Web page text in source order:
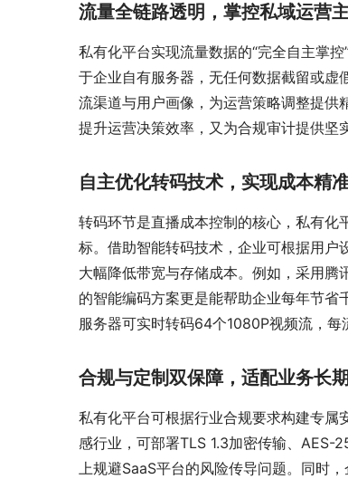
流量全链路透明，掌控私域运营
私有化平台实现流量数据的“完全自主掌
于企业自有服务器，无任何数据截留或虚
流渠道与用户画像，为运营策略调整提
提升运营决策效率，又为合规审计提供坚
自主优化转码技术，实现成本精
转码环节是直播成本控制的核心，私有化
标。借助智能转码技术，企业可根据用户
大幅降低带宽与存储成本。例如，采用
的智能编码方案更是能帮助企业每年节
服务器可实时转码64个1080P视频流，每
合规与定制双保障，适配业务长
私有化平台可根据行业合规要求构建专属
感行业，可部署TLS 1.3加密传输、AES-
上规避SaaS平台的风险传导问题。同时